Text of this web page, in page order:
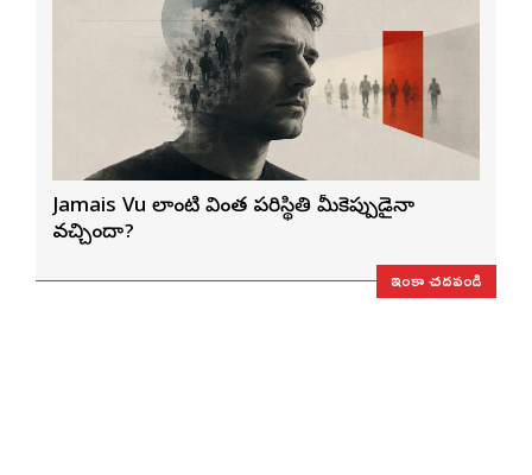
Jamais Vu లాంటి వింత పరిస్థితి మీకెప్పుడైనా
వచ్చిందా?
ఇంకా చదవండి